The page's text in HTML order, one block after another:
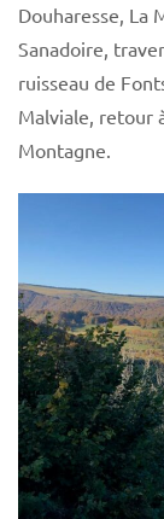
Douharesse, La
Sanadoire,
ruisseau de
Malviale, retour
Montagne.